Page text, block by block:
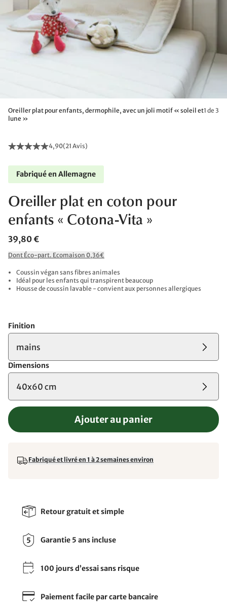
Oreiller plat pour enfants, dermophile, avec un joli motif « soleil et
lune »
1 de 3
4,90(21 Avis)
Fabriqué en Allemagne
Oreiller plat en coton pour
enfants « Cotona-Vita »
39,80 €
Dont Éco-part. Ecomaison 0,36€
Coussin végan sans fibres animales
Idéal pour les enfants qui transpirent beaucoup
Housse de coussin lavable - convient aux personnes allergiques
Finition
mains
Dimensions
40x60 cm
Ajouter au panier
Fabriqué et livré en 1 à 2 semaines environ
Retour gratuit et simple
Garantie 5 ans incluse
100 jours d’essai sans risque
Paiement facile par carte bancaire